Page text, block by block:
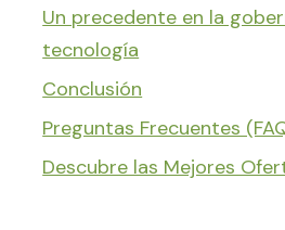
Un precedente en la
tecnología
Conclusión
Preguntas Frecuentes
Descubre las Mejores